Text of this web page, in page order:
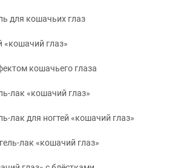
для кошачьих глаз
«кошачий глаз»
кошачьего глаза
лак «кошачий глаз»
лак для ногтей «кошачий глаз»
лак «кошачий глаз»